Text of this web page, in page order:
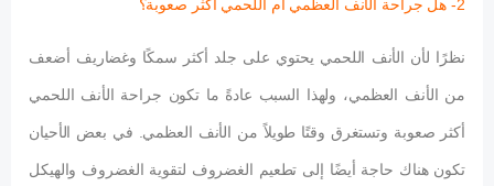
نظرًا لأن الأنف اللحمي يحتوي على جلد أكثر سمكًا وغضاريف أضعف
من الأنف العظمي، ولهذا السبب عادةً ما تكون جراحة الأنف اللحمي
أكثر صعوبة وتستغرق وقتًا طويلاً من الأنف العظمي. في بعض الأحيان
تكون هناك حاجة أيضًا إلى تطعيم الغضروف لتقوية الغضروف والهيكل